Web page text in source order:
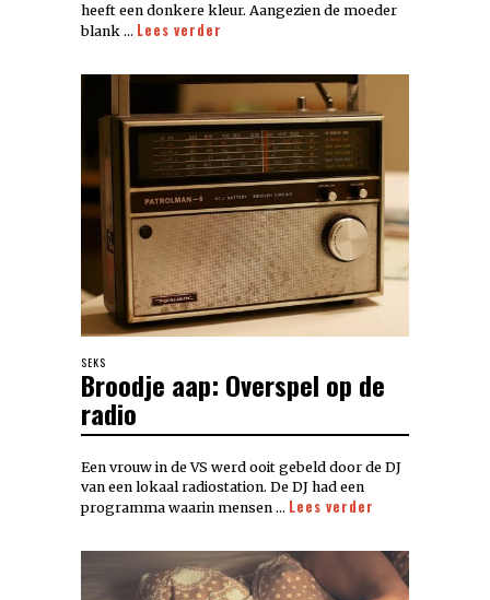
heeft een donkere kleur. Aangezien de moeder
blank … Lees verder
SEKS
Broodje aap: Overspel op de
radio
Een vrouw in de VS werd ooit gebeld door de DJ
van een lokaal radiostation. De DJ had een
programma waarin mensen … Lees verder